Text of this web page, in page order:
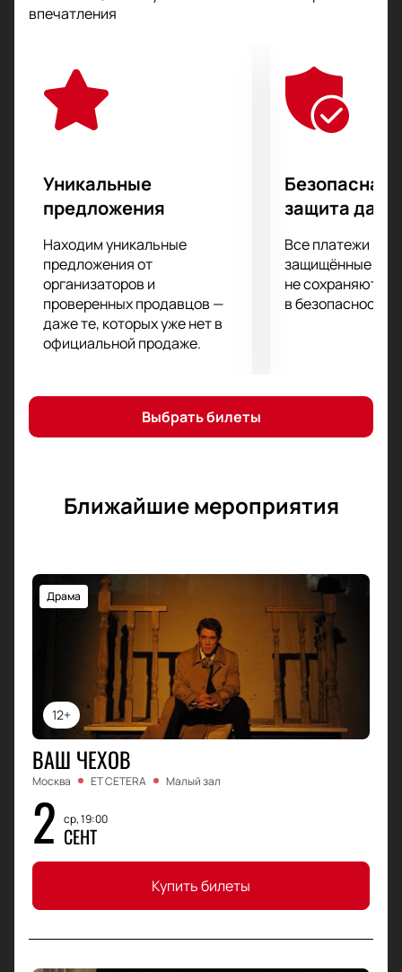
образцом произведения с высочайшим уровнем
Захватывающий живой сюжет, легкий слог,
неожиданные сюжетные повороты заставят вас
пристально следить за развитием событий,
позабыв обо всем на свете.
оценили многие театральные критики и эксперты.
Не упустите возможности составить о «Le Prince
Andre» собственное мнение!
впечатления
Уникальные
предложения
Находим уникальные
предложения от
организаторов и
проверенных продавцов —
даже те, которых уже нет в
официальной продаже.
Безопасная
защита
Все платежи
защищённые
не сохраняются
в безопасности.
Выбрать билеты
Ближайшие мероприятия
12+
Драма
ВАШ ЧЕХОВ
Москва ET CETERA Малый зал
2 ср, 19:00
СЕНТ
Купить билеты